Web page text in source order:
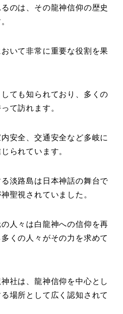
のは、その龍神信仰の歴史
いて非常に重要な役割を果
ても知られており、多くの
て訪れます。
安全、交通安全など多岐に
られています。
淡路島は日本神話の舞台で
聖視されていました。
人々は白龍神への信仰を再
くの人々がその力を求めて
社は、龍神信仰を中心とし
場所として広く認知されて